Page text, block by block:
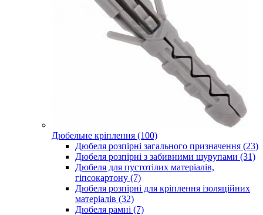
Дюбельне кріплення (100)
Дюбеля розпірні загального призначення (23)
Дюбеля розпірні з забивними шурупами (31)
Дюбеля для пустотілих матеріалів,
гіпсокартону (7)
Дюбеля розпірні для кріплення ізоляційних
матеріалів (32)
Дюбеля рамні (7)